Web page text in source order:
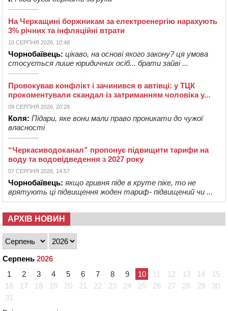
На Черкащині боржникам за електроенергію нарахують
3% річних та інфляційні втрати
10 СЕРПНЯ 2026, 10:48
Чорнобаївець: цікаво, на основі якого закону? ця умова
стосується лише юридичних осіб... брати зайві ...
Провокував конфлікт і зачинився в автівці: у ТЦК
прокоментували скандал із затриманням чоловіка у...
09 СЕРПНЯ 2026, 20:28
Коля: Підари, яке вони мали право проникати до чужої
власності
“Черкасиводоканал” пропонує підвищити тарифи на
воду та водовідведення з 2027 року
07 СЕРПНЯ 2026, 14:57
Чорнобаївець: якщо гривня піде в круте піке, то не
врятують ці підвищення жоден тариф- підвищений чи ...
АРХІВ НОВИН
Серпень 2026
1
2 3 4 5 6 7 8 9 10 11 12 13 14
15
16
17 18 19 20 21 22 23 24 25 26 27 28 29
30
31